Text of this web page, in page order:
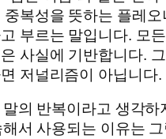
중복성을 뜻하는 플레오
부르는 말입니다. 모
사실에 기반합니다.
저널리즘이 아닙니다.
말의 반복이라고 생각하
서 사용되는 이유는